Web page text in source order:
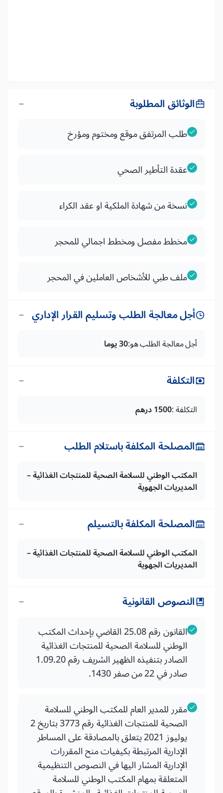
الوثائق المطلوبة
طلب المرتفق موقع ومختوم ومؤرخ
عقدة التأطير الصحي
نسخة من شهادة الملكية او عقد الكراء
مخطط مفصل ومخطط اجمالي للمحجر
ملف طبي للأشخاص العاملين في المحجر
أجل معالجة الطلب وتسليم القرار الإداري
أجل معالجة الطلب هو:30 يوما
التكلفة
التكلفة :1500 درهم
المصلحة المكلفة باستلام الطلب
المكتب الوطني للسلامة الصحية للمنتجات الغذائية –
المديريات الجهوية
المصلحة المكلفة بالتسيلم
المكتب الوطني للسلامة الصحية للمنتجات الغذائية –
المديريات الجهوية
النصوص القانونية
القانون رقم 25.08 القاضي بإحداث المكتب
الوطني للسلامة الصحية للمنتجات الغذائية
الصادر بتنفيذه الظهير الشريف رقم 1.09.20
صادر في 22 من صفر 1430.
مقرر للمدير العام للمكتب الوطني للسلامة
الصحية للمنتجات الغذائية رقم 3773 بتاريخ 2
يوليوز 2021 يتعلق بالمصادقة على المساطر
الإدارية المرتبطة بكيفيات منح المقررات
الإدارية المشار اليها في النصوص التنظيمية
المتعلقة بمهام المكتب الوطني للسلامة